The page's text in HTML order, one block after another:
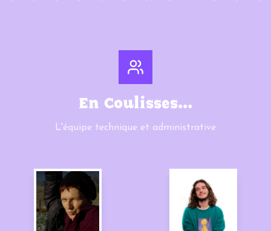
En Coulisses...
L'équipe technique et administrative